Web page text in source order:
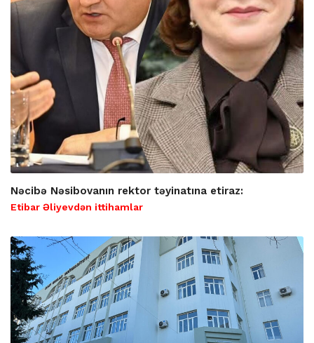
Nəcibə Nəsibovanın rektor təyinatına etiraz:
Etibar Əliyevdən ittihamlar